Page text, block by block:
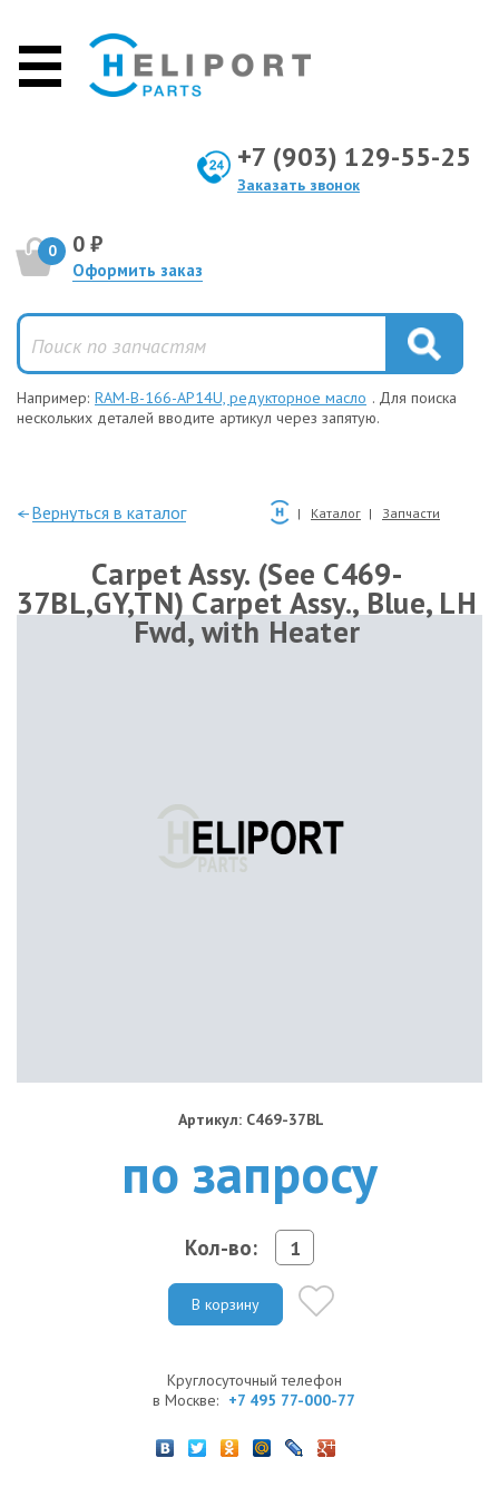
+7 (903) 129-55-25
Заказать звонок
0 0 ₽
Оформить заказ
Например: RAM-B-166-AP14U, редукторное масло . Для поиска
нескольких деталей вводите артикул через запятую.
—Вернуться в каталог Каталог Запчасти
Carpet Assy. (See C469-
37BL,GY,TN) Carpet Assy., Blue, LH
Fwd, with Heater
Артикул: C469-37BL
по запросу
Кол-во:
В корзину
Круглосуточный телефон
в Москве: +7 495 77-000-77